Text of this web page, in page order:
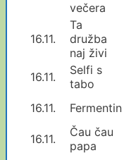
večera
16.11.
Ta
družba
naj živi
16.11.
Selfi s
tabo
16.11. Fermentin
16.11.
Čau čau
papa